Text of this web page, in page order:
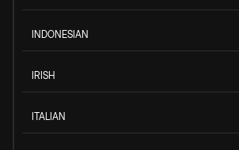
INDONESIAN
IRISH
ITALIAN